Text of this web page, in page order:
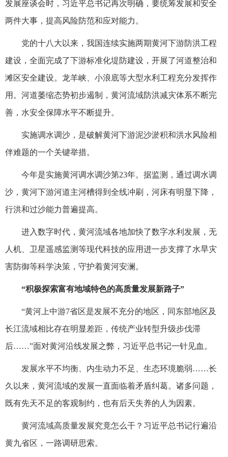
发展座谈会时，习近平总书记再次明确，要统筹发展和安全
两件大事，提高风险防范和应对能力。
党的十八大以来，我国连续实施两期黄河下游防洪工程
建设，全面完成了下游标准化堤防建设，开展了河道整治和
滩区安全建设。龙羊峡、小浪底等大型水利工程充分发挥作
用。河道萎缩态势初步遏制，黄河流域防洪减灾体系不断完
善，水安全保障水平不断提升。
实施调水调沙，是破解黄河下游泥沙淤积和洪水风险相
伴难题的一个关键举措。
今年是实施黄河调水调沙第23年。据监测，通过调水调
沙，黄河下游河道主河槽得到全线冲刷，河床有明显下降，
行洪和过沙能力普遍提高。
进入数字时代，黄河流域各地加快了数字水利发展，无
人机、卫星遥感监测等现代科技的应用进一步支撑了水旱灾
害防御等科学决策，守护着黄河安澜。
“积极探索富有地域特色的高质量发展新路子”
“黄河上中游7省区是发展不充分的地区，同东部地区及
长江流域相比存在明显差距，传统产业转型升级步伐滞
后……”面对黄河沿线发展之弊，习近平总书记一针见血。
发展水平不均衡、内生动力不足、生态环境脆弱……长
久以来，黄河流域的发展一直面临着矛盾纠葛。诸多问题，
既有先天不足的客观制约，也有后天失养的人为因素。
黄河流域高质量发展究竟怎么干？习近平总书记行遍沿
黄九省区，一路调研思索。